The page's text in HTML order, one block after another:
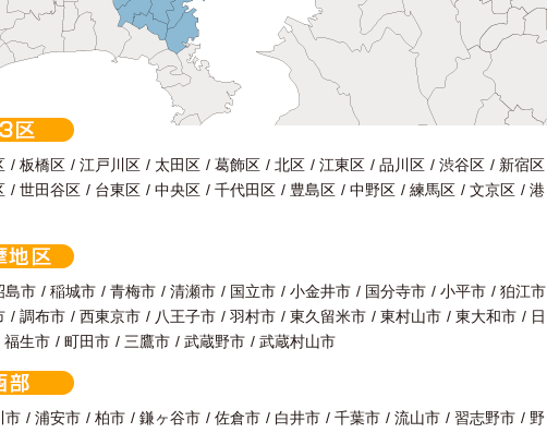
板橋区 江戸川区 太田区 葛飾区 北区 江東区 品川区 渋谷区
新宿区
世田谷区 台東区 中央区 千代田区 豊島区 中野区 練馬区 文京区
港
島市 稲城市 青梅市 清瀬市 国立市 小金井市 国分寺市 小平市
狛江市
調布市 西東京市 八王子市 羽村市 東久留米市 東村山市 東大和市
日
福生市 町田市 三鷹市 武蔵野市 武蔵村山市
市 浦安市 柏市 鎌ヶ谷市 佐倉市 白井市 千葉市 流山市 習志野市
野